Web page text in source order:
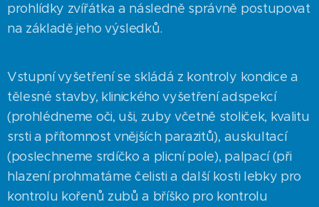
prohlídky zvířátka a následně správně postupovat
na základě jeho výsledků.
Vstupní vyšetření se skládá z kontroly kondice a
tělesné stavby, klinického vyšetření adspekcí
(prohlédneme oči, uši, zuby včetně stoliček, kvalitu
srsti a přítomnost vnějších parazitů), auskultací
(poslechneme srdíčko a plicní pole), palpací (při
hlazení prohmatáme čelisti a další kosti lebky pro
kontrolu kořenů zubů a bříško pro kontrolu